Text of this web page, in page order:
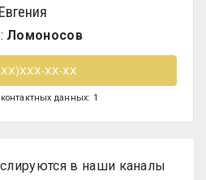
Евгения
Ломоносов
XX-XX
данных: 1
в наши каналы